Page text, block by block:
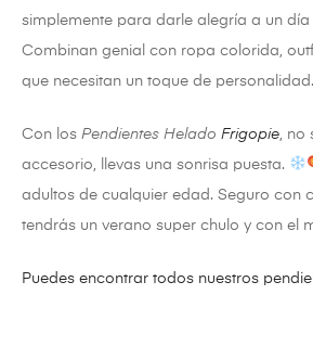
simplemente para darle alegría a un día
Combinan genial con ropa colorida,
que necesitan un toque de personalidad.
Con los Pendientes Helado Frigopie ,
accesorio, llevas una sonrisa puesta.
adultos de cualquier edad. Seguro con
tendrás un verano super chulo y con el
Puedes encontrar todos nuestros